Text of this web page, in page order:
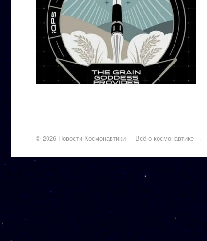
© 2026 Новости Космонавтики · Всё о космонавтике ·